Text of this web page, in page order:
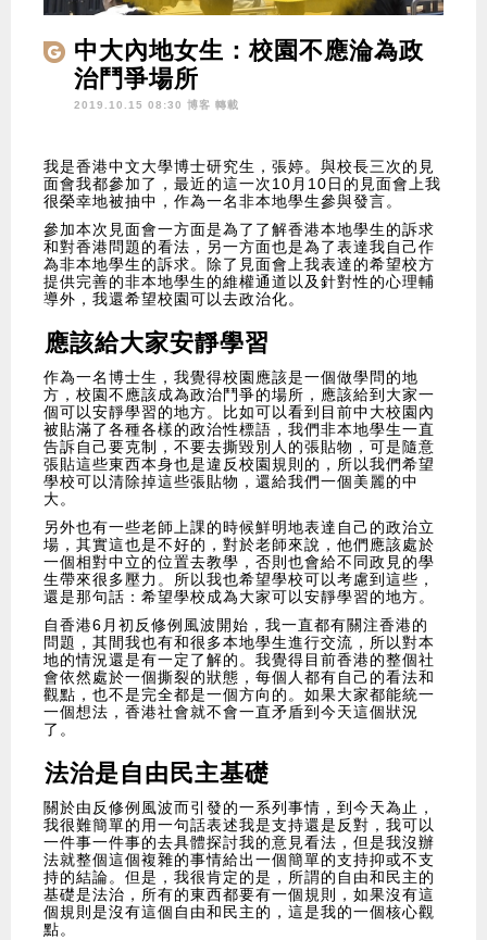
中大內地女生：校園不應淪為政
治鬥爭場所
2019.10.15 08:30 博客 轉載
我是香港中文大學博士研究生，張婷。與校長三次的見
面會我都參加了，最近的這一次10月10日的見面會上我
很榮幸地被抽中，作為一名非本地學生參與發言。
參加本次見面會一方面是為了了解香港本地學生的訴求
和對香港問題的看法，另一方面也是為了表達我自己作
為非本地學生的訴求。除了見面會上我表達的希望校方
提供完善的非本地學生的維權通道以及針對性的心理輔
導外，我還希望校園可以去政治化。
應該給大家安靜學習
作為一名博士生，我覺得校園應該是一個做學問的地
方，校園不應該成為政治鬥爭的場所，應該給到大家一
個可以安靜學習的地方。比如可以看到目前中大校園內
被貼滿了各種各樣的政治性標語，我們非本地學生一直
告訴自己要克制，不要去撕毀別人的張貼物，可是隨意
張貼這些東西本身也是違反校園規則的，所以我們希望
學校可以清除掉這些張貼物，還給我們一個美麗的中
大。
另外也有一些老師上課的時候鮮明地表達自己的政治立
場，其實這也是不好的，對於老師來說，他們應該處於
一個相對中立的位置去教學，否則也會給不同政見的學
生帶來很多壓力。所以我也希望學校可以考慮到這些，
還是那句話：希望學校成為大家可以安靜學習的地方。
自香港6月初反修例風波開始，我一直都有關注香港的
問題，其間我也有和很多本地學生進行交流，所以對本
地的情況還是有一定了解的。我覺得目前香港的整個社
會依然處於一個撕裂的狀態，每個人都有自己的看法和
觀點，也不是完全都是一個方向的。如果大家都能統一
一個想法，香港社會就不會一直矛盾到今天這個狀況
了。
法治是自由民主基礎
關於由反修例風波而引發的一系列事情，到今天為止，
我很難簡單的用一句話表述我是支持還是反對，我可以
一件事一件事的去具體探討我的意見看法，但是我沒辦
法就整個這個複雜的事情給出一個簡單的支持抑或不支
持的結論。但是，我很肯定的是，所謂的自由和民主的
基礎是法治，所有的東西都要有一個規則，如果沒有這
個規則是沒有這個自由和民主的，這是我的一個核心觀
點。